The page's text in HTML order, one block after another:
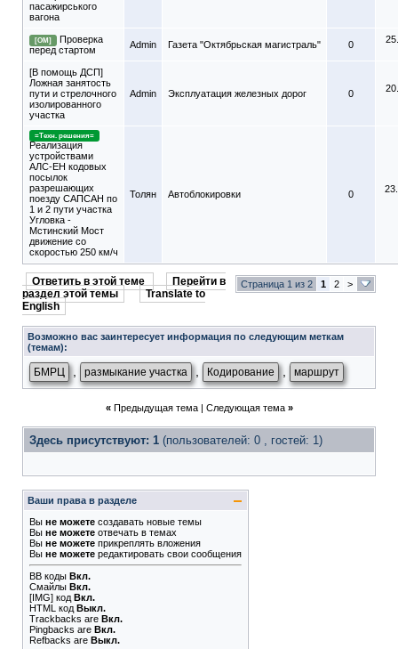
пасажирського
вагона
[ОМ]
Проверка
перед стартом
Admin Газета "Октябрьская магистраль" 0
[В помощь ДСП]
Ложная занятость
пути и стрелочного
изолированного
участка
Admin Эксплуатация железных дорог 0
=Техн. решения=
Реализация
устройствами
АЛС-ЕН кодовых
посылок
разрешающих
поезду САПСАН по
1 и 2 пути участка
Угловка -
Мстинский Мост
движение со
скоростью 250 км/ч
Толян Автоблокировки 0
Ответить в этой теме
Перейти в
раздел этой темы
Translate to
English
Страница 1 из 2 1 2 >
Возможно вас заинтересует информация по следующим меткам
(темам):
БМРЦ размыкание участка Кодирование маршрут
« Предыдущая тема| Следующая тема »
Здесь присутствуют: 1 (пользователей: 0 , гостей: 1)
Ваши права в разделе
Вы не можете создавать новые темы
Вы не можете отвечать в темах
Вы не можете прикреплять вложения
Вы не можете редактировать свои сообщения
BB коды Вкл.
Смайлы Вкл.
[IMG] код Вкл.
HTML код Выкл.
Trackbacks are Вкл.
Pingbacks are Вкл.
Refbacks are Выкл.